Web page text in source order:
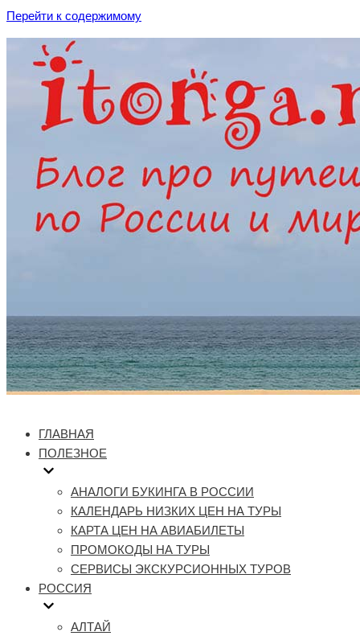
Перейти к содержимому
ГЛАВНАЯ
ПОЛЕЗНОЕ
АНАЛОГИ БУКИНГА В РОССИИ
КАЛЕНДАРЬ НИЗКИХ ЦЕН НА ТУРЫ
КАРТА ЦЕН НА АВИАБИЛЕТЫ
ПРОМОКОДЫ НА ТУРЫ
СЕРВИСЫ ЭКСКУРСИОННЫХ ТУРОВ
РОССИЯ
АЛТАЙ